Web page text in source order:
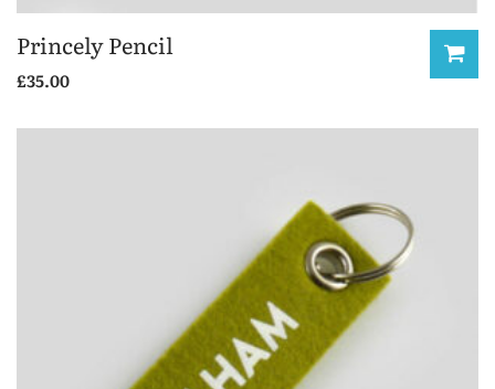
Princely Pencil
£35.00